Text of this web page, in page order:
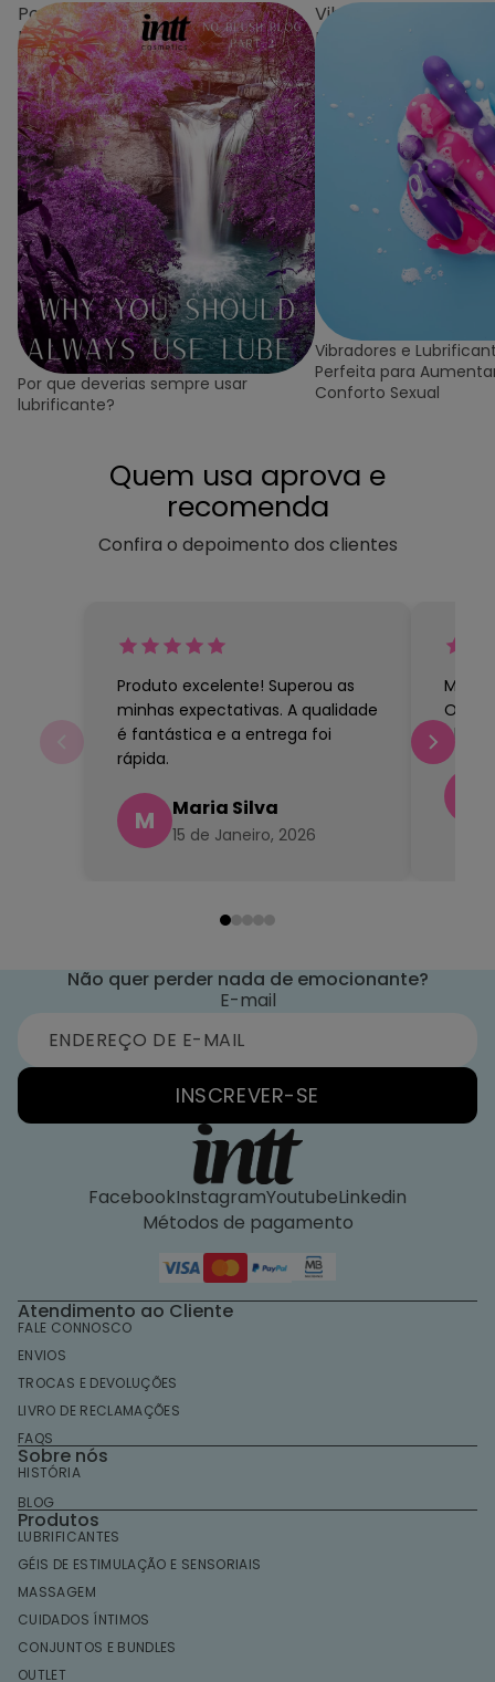
Por que deverias sempre usar
lubrificante?
Por que deverias sempre usar
lubrificante?
Vibradores e
Perfeita para
e o Conforto Sexual
Vibradores e
Perfeita para
Conforto Sexual
Quem usa aprova e
recomenda
Confira o depoimento dos clientes
Produto excelente! Superou as
minhas expectativas. A qualidade
é fantástica e a entrega foi
rápida.
M Maria Silva
15 de Janeiro, 2026
Muito
O
Não quer perder nada de emocionante?
E-mail
INSCREVER-SE
FacebookInstagramYoutubeLinkedin
Métodos de pagamento
Atendimento ao Cliente
FALE CONNOSCO
ENVIOS
TROCAS E DEVOLUÇÕES
LIVRO DE RECLAMAÇÕES
FAQS
Sobre nós
HISTÓRIA
BLOG
Produtos
LUBRIFICANTES
GÉIS DE ESTIMULAÇÃO E SENSORIAIS
MASSAGEM
CUIDADOS ÍNTIMOS
CONJUNTOS E BUNDLES
OUTLET
Política de privacidade